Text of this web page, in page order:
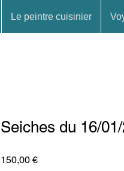
Le peintre cuisinier
Seiches du 16/
150,00 €Preis